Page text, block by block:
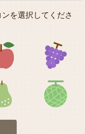
を選択してくださ
アイコン3
アイコン7